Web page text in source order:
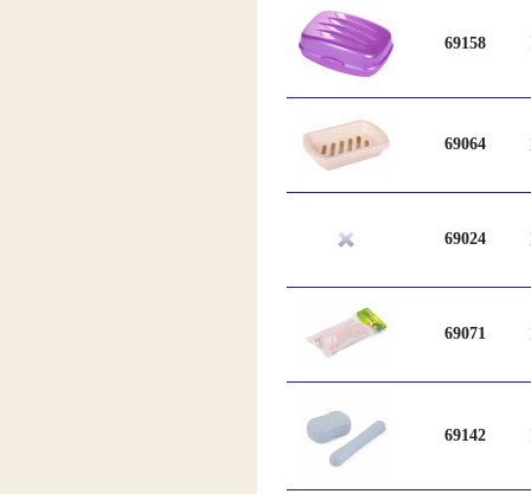
69158
69064
69024
69071
69142